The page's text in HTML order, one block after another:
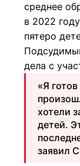
среднее
в 2022
пятеро
дела с
«Я
хотели
детей.
заявил